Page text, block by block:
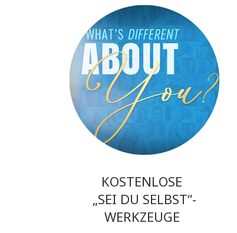
KOSTENLOSE
„SEI DU SELBST“-
WERKZEUGE